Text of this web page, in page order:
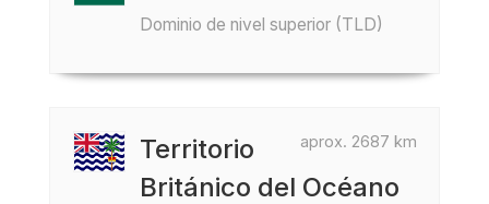
Dominio de nivel superior (TLD)
aprox. 2687 km
Territorio
Británico del Océano